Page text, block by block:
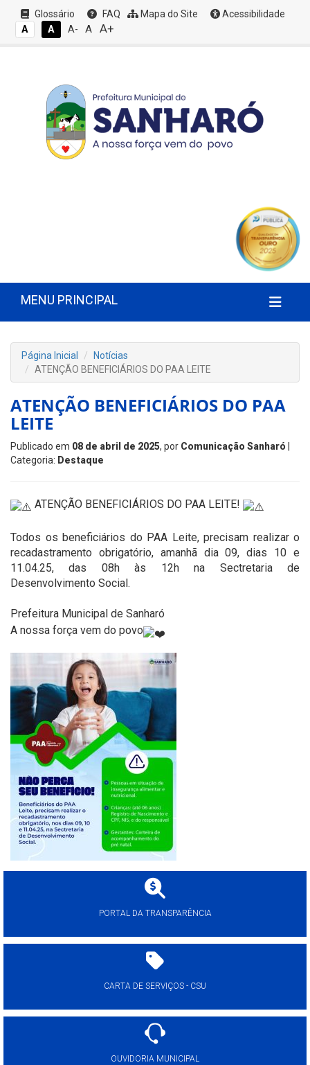
Glossário FAQ Mapa do Site
Acessibilidade
A
A A- A A+
MENU PRINCIPAL
Página Inicial
Notícias
ATENÇÃO BENEFICIÁRIOS DO PAA LEITE
ATENÇÃO BENEFICIÁRIOS DO PAA
LEITE
Publicado em 08 de abril de 2025, por Comunicação Sanharó
Categoria: Destaque
ATENÇÃO BENEFICIÁRIOS DO PAA LEITE!
Todos os beneficiários do PAA Leite, precisam realizar o
recadastramento obrigatório, amanhã dia 09, dias 10 e
11.04.25, das 08h às 12h na Sectretaria de
Desenvolvimento Social.
Prefeitura Municipal de Sanharó
A nossa força vem do povo
PORTAL DA TRANSPARÊNCIA
CARTA DE SERVIÇOS - CSU
OUVIDORIA MUNICIPAL